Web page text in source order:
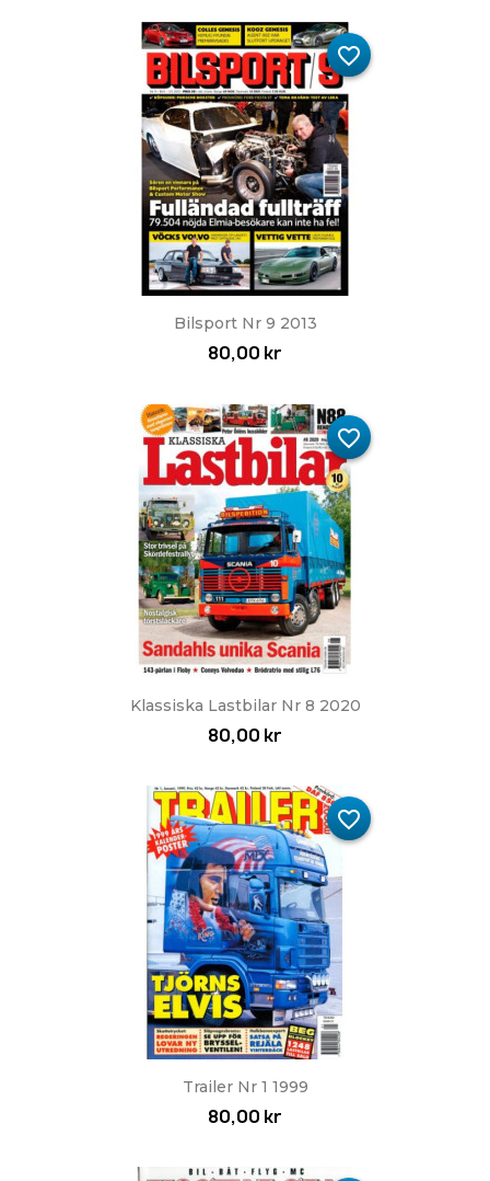
Bilsport Nr 9 2013
80,00 kr
favorite_border
Klassiska Lastbilar Nr 8 2020
80,00 kr
favorite_border
Trailer Nr 1 1999
80,00 kr
favorite_border